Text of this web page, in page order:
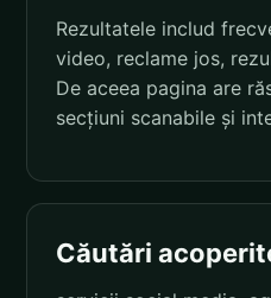
Rezultatele includ
video, reclame jos,
De aceea pagina are
secțiuni scanabile și
Căutări